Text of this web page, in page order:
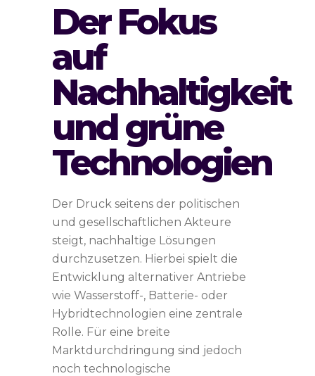
Der Fokus
auf
Nachhaltigkeit
und grüne
Technologien
Der Druck seitens der politischen
und gesellschaftlichen Akteure
steigt, nachhaltige Lösungen
durchzusetzen. Hierbei spielt die
Entwicklung alternativer Antriebe
wie Wasserstoff-, Batterie- oder
Hybridtechnologien eine zentrale
Rolle. Für eine breite
Marktdurchdringung sind jedoch
noch technologische